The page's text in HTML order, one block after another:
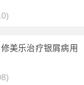
美乐治疗银屑病用